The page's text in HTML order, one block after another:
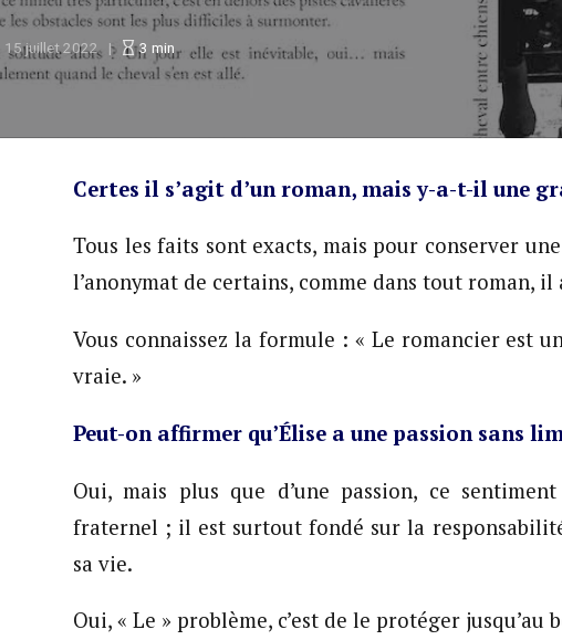
15 juillet 2022 3 min
Certes il s’agit d’un roman, mais y-a-t-il une
Tous les faits sont exacts, mais pour conserver
l’anonymat de certains, comme dans tout roman,
Vous connaissez la formule : « Le romancier est
vraie. »
Peut-on affirmer qu’Élise a une passion sans
Oui, mais plus que d’une passion, ce
fraternel ; il est surtout fondé sur la
sa vie.
Oui, « Le » problème, c’est de le protéger